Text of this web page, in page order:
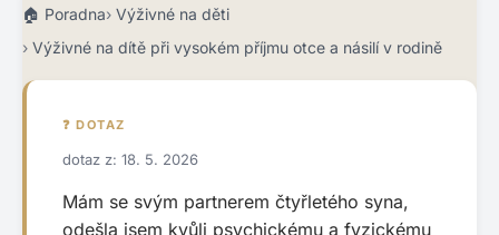
Poradna Výživné na děti
Výživné na dítě při vysokém příjmu otce a násilí v rodině
❓ DOTAZ
dotaz z: 18. 5. 2026
Mám se svým partnerem čtyřletého syna,
odešla jsem kvůli psychickému a fyzickému